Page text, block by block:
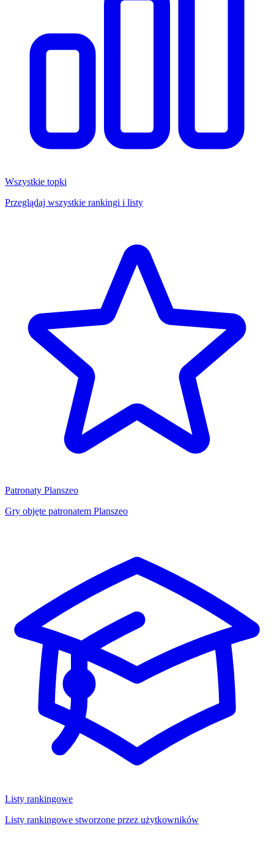
Wszystkie topki
Przeglądaj wszystkie rankingi i listy
Patronaty Planszeo
Gry objęte patronatem Planszeo
Listy rankingowe
Listy rankingowe stworzone przez użytkowników